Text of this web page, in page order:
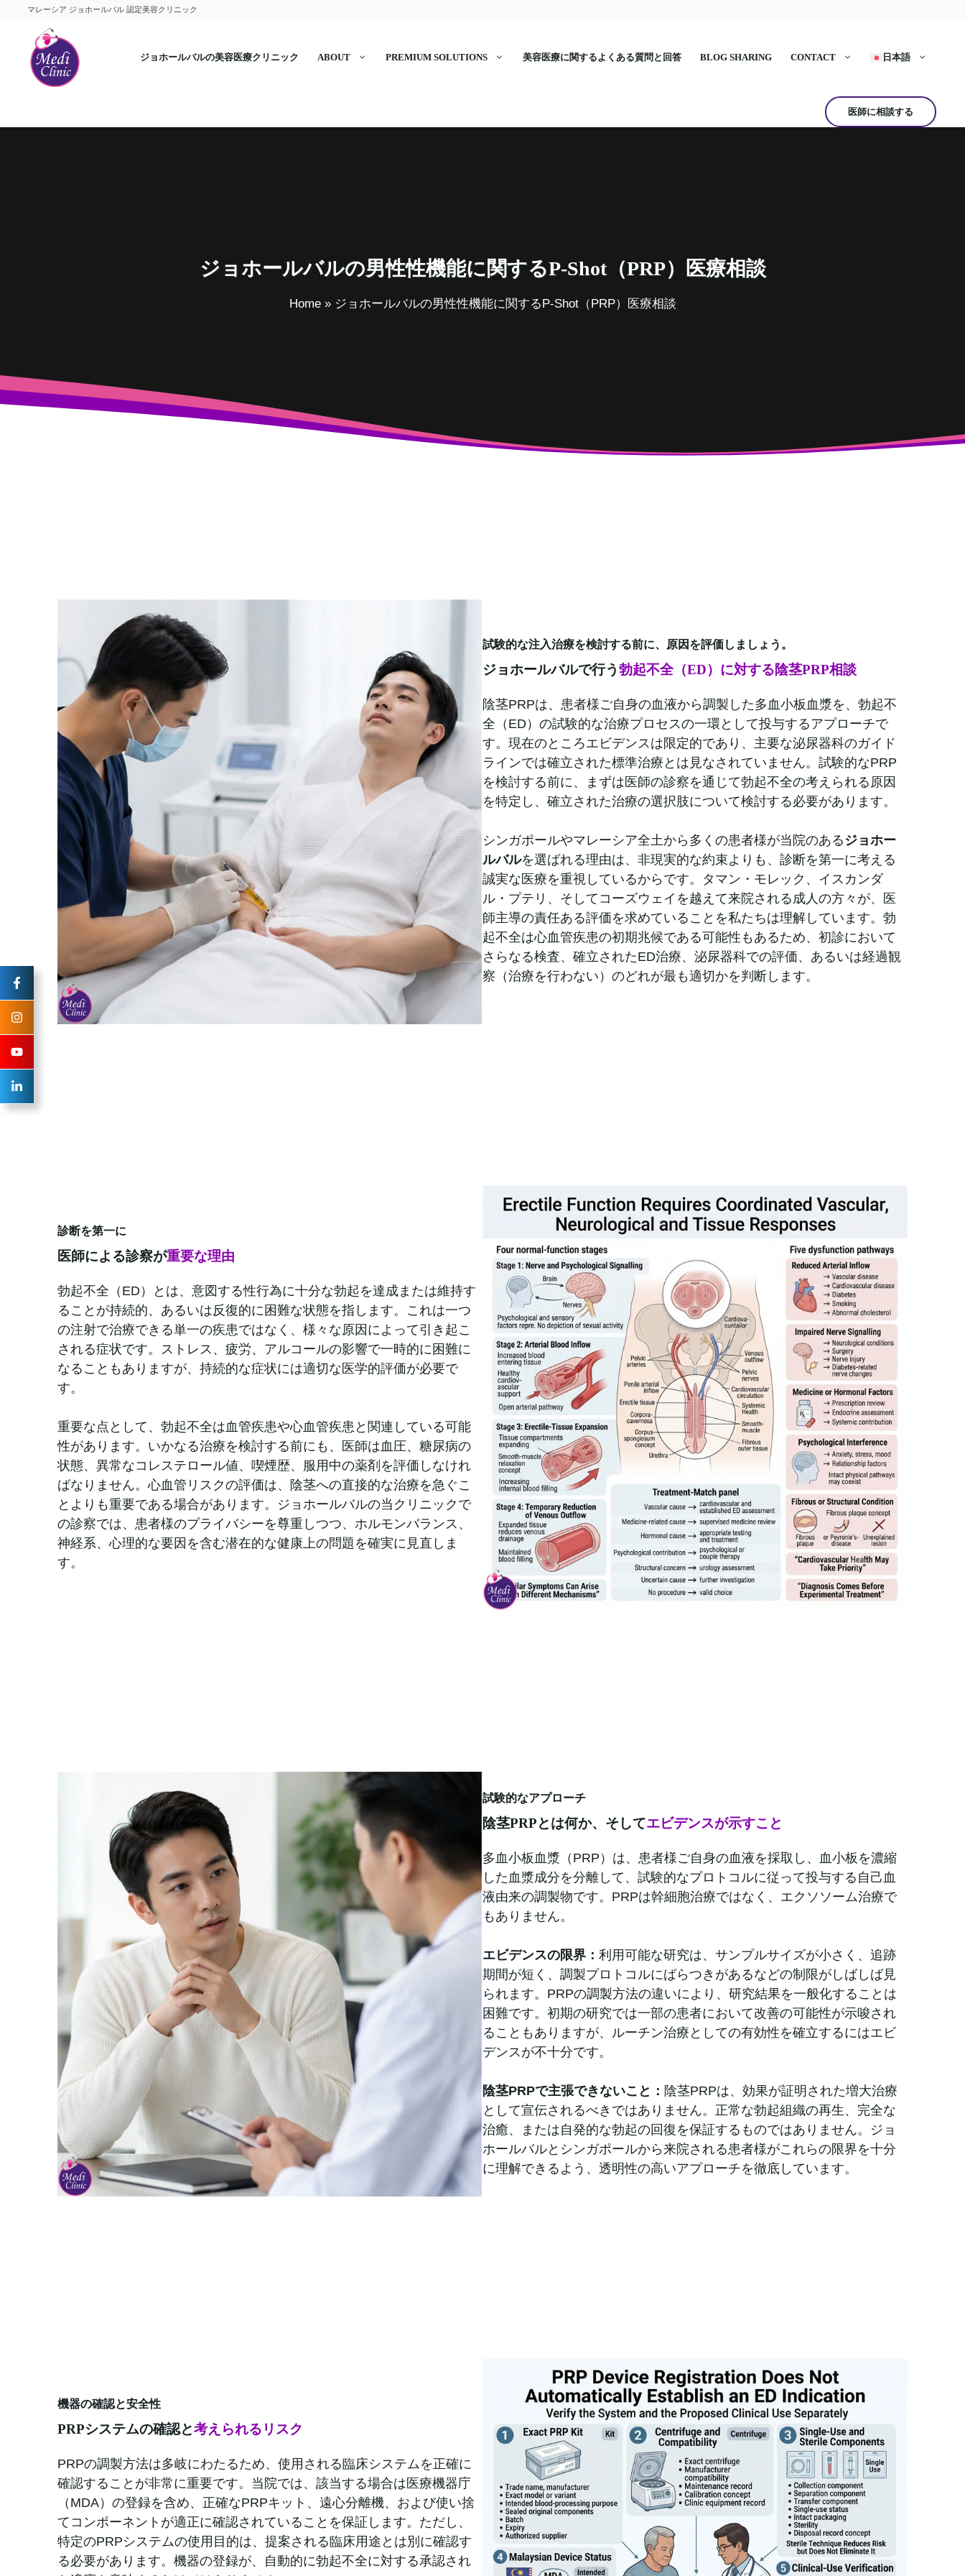
マレーシア ジョホールバル 認定美容クリニック
ジョホールバルの美容医療クリニック ABOUT PREMIUM SOLUTIONS 美容医療に関するよくある質問と回答 BLOG SHARING CONTACT 日本語
医師に相談する
ジョホールバルの男性性機能に関するP-Shot（PRP）医療相談
Home» ジョホールバルの男性性機能に関するP-Shot（PRP）医療相談
試験的な注入治療を検討する前に、原因を評価しましょう。
ジョホールバルで行う勃起不全（ED）に対する陰茎PRP相談
陰茎PRPは、患者様ご自身の血液から調製した多血小板血漿を、勃起不
全（ED）の試験的な治療プロセスの一環として投与するアプローチで
す。現在のところエビデンスは限定的であり、主要な泌尿器科のガイド
ラインでは確立された標準治療とは見なされていません。試験的なPRP
を検討する前に、まずは医師の診察を通じて勃起不全の考えられる原因
を特定し、確立された治療の選択肢について検討する必要があります。
シンガポールやマレーシア全土から多くの患者様が当院のある ジョホー
ルバルを選ばれる理由は、非現実的な約束よりも、診断を第一に考える
誠実な医療を重視しているからです。タマン・モレック、イスカンダ
ル・プテリ、そしてコーズウェイを越えて来院される成人の方々が、医
師主導の責任ある評価を求めていることを私たちは理解しています。勃
起不全は心血管疾患の初期兆候である可能性もあるため、初診において
さらなる検査、確立されたED治療、泌尿器科での評価、あるいは経過観
察（治療を行わない）のどれが最も適切かを判断します。
診断を第一に
医師による診察が重要な理由
勃起不全（ED）とは、意図する性行為に十分な勃起を達成または維持す
ることが持続的、あるいは反復的に困難な状態を指します。これは一つ
の注射で治療できる単一の疾患ではなく、様々な原因によって引き起こ
される症状です。ストレス、疲労、アルコールの影響で一時的に困難に
なることもありますが、持続的な症状には適切な医学的評価が必要で
す。
重要な点として、勃起不全は血管疾患や心血管疾患と関連している可能
性があります。いかなる治療を検討する前にも、医師は血圧、糖尿病の
状態、異常なコレステロール値、喫煙歴、服用中の薬剤を評価しなけれ
ばなりません。心血管リスクの評価は、陰茎への直接的な治療を急ぐこ
とよりも重要である場合があります。ジョホールバルの当クリニックで
の診察では、患者様のプライバシーを尊重しつつ、ホルモンバランス、
神経系、心理的な要因を含む潜在的な健康上の問題を確実に見直しま
す。
試験的なアプローチ
陰茎PRPとは何か、そしてエビデンスが示すこと
多血小板血漿（PRP）は、患者様ご自身の血液を採取し、血小板を濃縮
した血漿成分を分離して、試験的なプロトコルに従って投与する自己血
液由来の調製物です。PRPは幹細胞治療ではなく、エクソソーム治療で
もありません。
エビデンスの限界： 利用可能な研究は、サンプルサイズが小さく、追跡
期間が短く、調製プロトコルにばらつきがあるなどの制限がしばしば見
られます。PRPの調製方法の違いにより、研究結果を一般化することは
困難です。初期の研究では一部の患者において改善の可能性が示唆され
ることもありますが、ルーチン治療としての有効性を確立するにはエビ
デンスが不十分です。
陰茎PRPで主張できないこと： 陰茎PRPは、効果が証明された増大治療
として宣伝されるべきではありません。正常な勃起組織の再生、完全な
治癒、または自発的な勃起の回復を保証するものではありません。ジョ
ホールバルとシンガポールから来院される患者様がこれらの限界を十分
に理解できるよう、透明性の高いアプローチを徹底しています。
機器の確認と安全性
PRPシステムの確認と考えられるリスク
PRPの調製方法は多岐にわたるため、使用される臨床システムを正確に
確認することが非常に重要です。当院では、該当する場合は医療機器庁
（MDA）の登録を含め、正確なPRPキット、遠心分離機、および使い捨
てコンポーネントが適正に確認されていることを保証します。ただし、
特定のPRPシステムの使用目的は、提案される臨床用途とは別に確認す
る必要があります。機器の登録が、自動的に勃起不全に対する承認され